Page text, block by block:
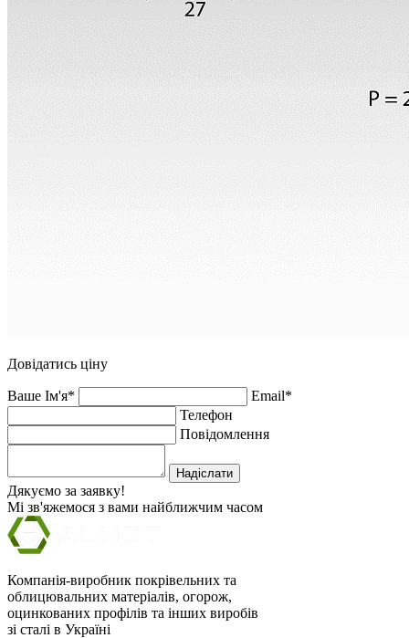
Довідатись ціну
Ваше Ім'я*
Email*
Телефон
Повідомлення
Надіслати
Дякуємо за заявку!
Мі зв'яжемося з вами найближчим часом
Компанія-виробник покрівельних та
облицювальних матеріалів, огорож,
оцинкованих профілів та інших виробів
зі сталі в Україні